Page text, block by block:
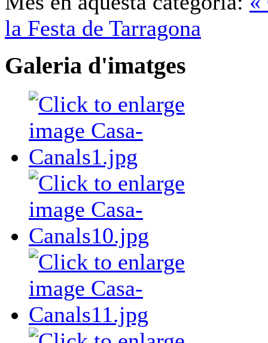
la Festa de Tarragona
Galeria d'imatges